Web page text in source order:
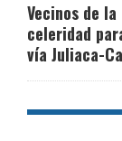
Vecinos de
celeridad
vía Juliaca-